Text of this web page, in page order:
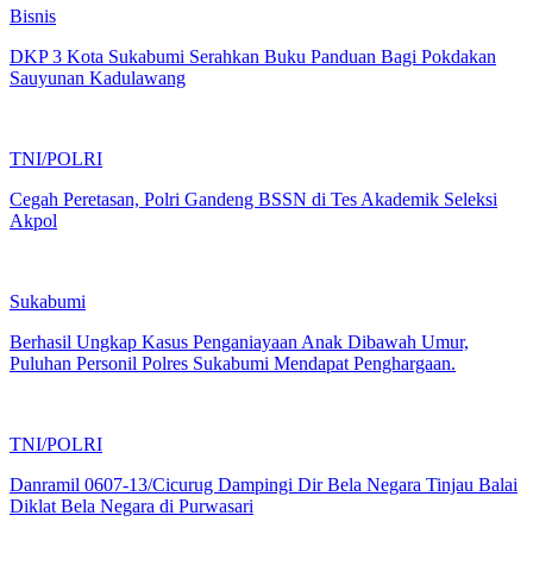
Bisnis
DKP 3 Kota Sukabumi Serahkan Buku Panduan Bagi Pokdakan
Sauyunan Kadulawang
TNI/POLRI
Cegah Peretasan, Polri Gandeng BSSN di Tes Akademik Seleksi
Akpol
Sukabumi
Berhasil Ungkap Kasus Penganiayaan Anak Dibawah Umur,
Puluhan Personil Polres Sukabumi Mendapat Penghargaan.
TNI/POLRI
Danramil 0607-13/Cicurug Dampingi Dir Bela Negara Tinjau Balai
Diklat Bela Negara di Purwasari